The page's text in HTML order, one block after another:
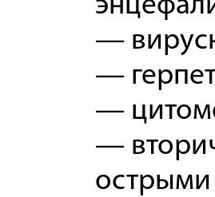
—
—
—
—
острыми